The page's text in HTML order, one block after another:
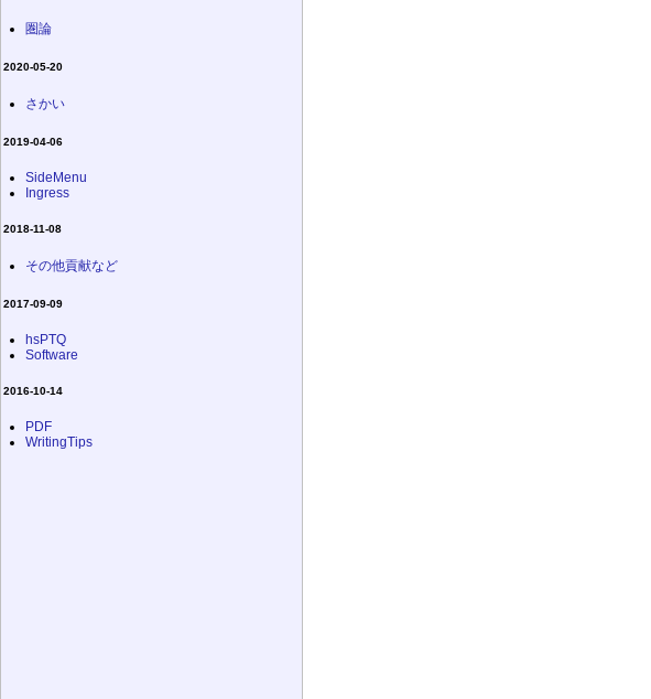
圏論
2020-05-20
さかい
2019-04-06
SideMenu
Ingress
2018-11-08
その他貢献など
2017-09-09
hsPTQ
Software
2016-10-14
PDF
WritingTips